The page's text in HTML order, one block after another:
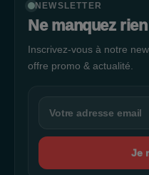
NEWSLETTER
Ne manquez
Inscrivez-vous à notre
offre promo & actualité.
Je